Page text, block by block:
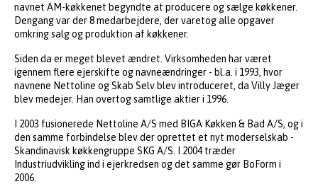
navnet AM-køkkenet begyndte at producere og sælge køkkener.
Dengang var der 8 medarbejdere, der varetog alle opgaver
omkring salg og produktion af køkkener.
Siden da er meget blevet ændret. Virksomheden har været
igennem flere ejerskifte og navneændringer - bl.a. i 1993, hvor
navnene Nettoline og Skab Selv blev introduceret, da Villy Jæger
blev medejer. Han overtog samtlige aktier i 1996.
I 2003 fusionerede Nettoline A/S med BIGA Køkken & Bad A/S, og i
den samme forbindelse blev der oprettet et nyt moderselskab -
Skandinavisk køkkengruppe SKG A/S. I 2004 træder
Industriudvikling ind i ejerkredsen og det samme gør BoForm i
2006.